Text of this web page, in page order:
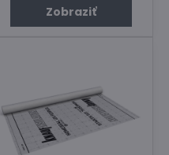
Zobraziť